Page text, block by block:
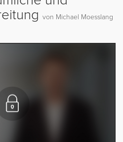
von Michael Moesslang